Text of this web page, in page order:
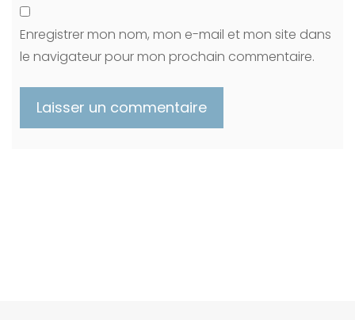
Enregistrer mon nom, mon e-mail et mon site dans
le navigateur pour mon prochain commentaire.